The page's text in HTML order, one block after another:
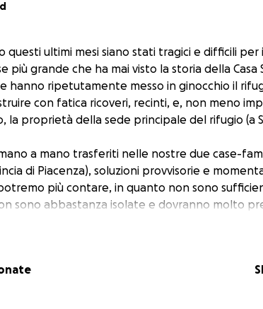
questi ultimi mesi siano stati tragici e difficili
più grande che ha mai visto la storia della Casa
hanno ripetutamente messo in ginocchio il
con fatica ricoveri, recinti, e, non meno
la proprietà della sede principale del rifugio (a
a mano trasferiti nelle nostre due case-
di Piacenza), soluzioni provvisorie e
più contare, in quanto non sono
sono abbastanza isolate e dovranno molto